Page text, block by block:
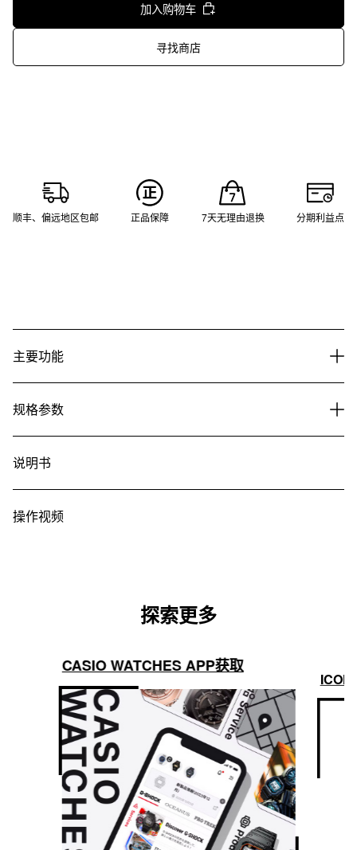
加入购物车
寻找商店
顺丰、偏远地区包邮 正品保障 7天无理由退换 分期利益点
主要功能
规格参数
说明书
操作视频
探索更多
CASIO WATCHES APP获取